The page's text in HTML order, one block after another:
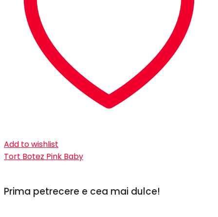
Add to wishlist
Tort Botez Pink Baby
Prima petrecere e cea mai dulce!